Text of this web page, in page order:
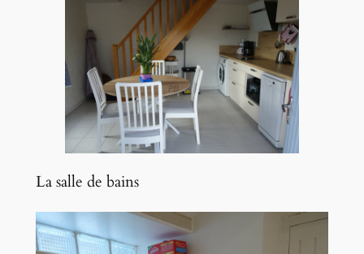
La salle de bains